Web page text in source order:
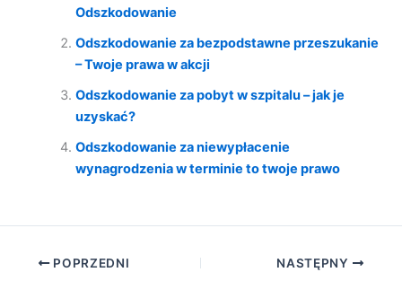
Odszkodowanie
Odszkodowanie za bezpodstawne przeszukanie
– Twoje prawa w akcji
Odszkodowanie za pobyt w szpitalu – jak je
uzyskać?
Odszkodowanie za niewypłacenie
wynagrodzenia w terminie to twoje prawo
POPRZEDNI NASTĘPNY